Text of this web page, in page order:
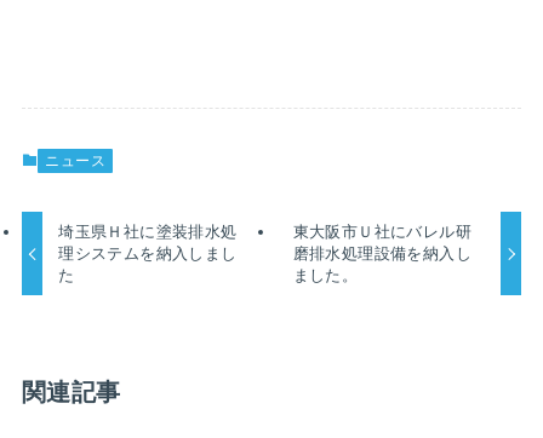
ニュース
埼玉県Ｈ社に塗装排水処
理システムを納入しまし
た
東大阪市Ｕ社にバレル研
磨排水処理設備を納入し
ました。
関連記事